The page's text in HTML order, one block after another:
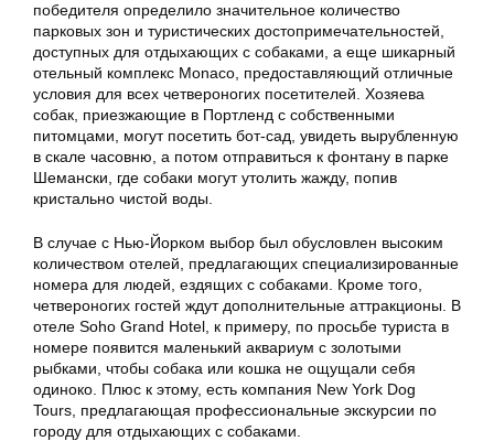
победителя определило значительное количество
парковых зон и туристических достопримечательностей,
доступных для отдыхающих с собаками, а еще шикарный
отельный комплекс Monaco, предоставляющий отличные
условия для всех четвероногих посетителей. Хозяева
собак, приезжающие в Портленд с собственными
питомцами, могут посетить бот-сад, увидеть вырубленную
в скале часовню, а потом отправиться к фонтану в парке
Шемански, где собаки могут утолить жажду, попив
кристально чистой воды.
В случае с Нью-Йорком выбор был обусловлен высоким
количеством отелей, предлагающих специализированные
номера для людей, ездящих с собаками. Кроме того,
четвероногих гостей ждут дополнительные аттракционы. В
отеле Soho Grand Hotel, к примеру, по просьбе туриста в
номере появится маленький аквариум с золотыми
рыбками, чтобы собака или кошка не ощущали себя
одиноко. Плюс к этому, есть компания New York Dog
Tours, предлагающая профессиональные экскурсии по
городу для отдыхающих с собаками.